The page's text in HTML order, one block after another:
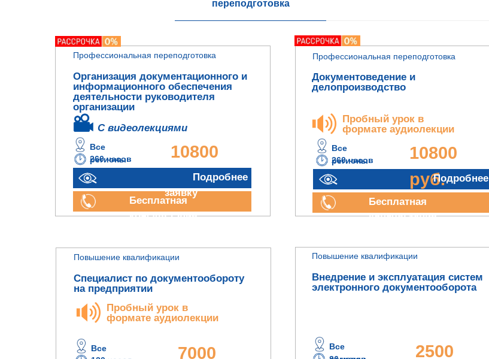
переподготовка
Документоведение и
делопроизводство
Организация документационного и
информационного обеспечения
деятельности руководителя
организации
260 часов
10800
руб.
Все
регионы
Профессиональная переподготовка
Профессиональная переподготовка
260 часов
10800
руб.
Отправить
заявку
Все
регионы
Подробнее Подробнее
Бесплатная
консультация
Бесплатная
консультация
Пробный урок в
формате аудиолекции
С видеолекциями
Повышение квалификации
Специалист по документообороту
на предприятии
7000
Все
Внедрение и эксплуатация систем
электронного документооборота
2500
Все
Повышение квалификации
Пробный урок в
формате аудиолекции